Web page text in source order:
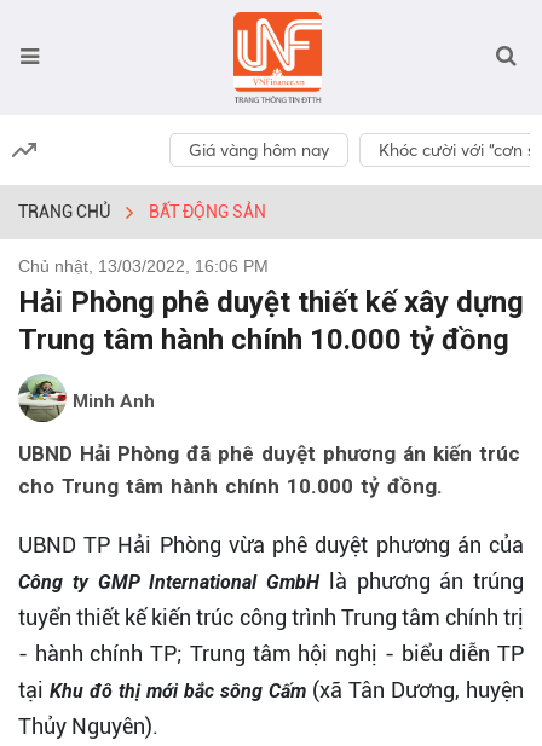
Giá vàng hôm nay Khóc cười với “cơn
TRANG CHỦ BẤT ĐỘNG SẢN
Chủ nhật, 13/03/2022, 16:06 PM
Hải Phòng phê duyệt thiết kế xây dựng
Trung tâm hành chính 10.000 tỷ đồng
Minh Anh
UBND Hải Phòng đã phê duyệt phương án kiến trúc
cho Trung tâm hành chính 10.000 tỷ đồng.
UBND TP Hải Phòng vừa phê duyệt phương án của
Công ty GMP International GmbH là phương án trúng
tuyển thiết kế kiến trúc công trình Trung tâm chính trị
- hành chính TP; Trung tâm hội nghị - biểu diễn TP
tại Khu đô thị mới bắc sông Cấm (xã Tân Dương, huyện
Thủy Nguyên).